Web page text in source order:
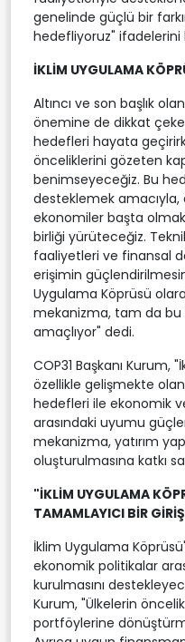
genelinde güçlü bir
hedefliyoruz" ifadelerini
İKLİM UYGULAMA
Altıncı ve son başlık
önemine de dikkat
hedefleri hayata
önceliklerini gözeten
benimseyeceğiz. Bu
desteklemek
ekonomiler başta
birliği yürüteceğiz.
faaliyetleri ve finansal
erişimin
Uygulama Köprüsü
mekanizma, tam da bu
amaçlıyor" dedi.
COP31 Başkanı Kurum,
özellikle gelişmekte
hedefleri ile ekonomik
arasındaki uyumu
mekanizma, yatırım
oluşturulmasına katkı
"İKLİM UYGULAMA
TAMAMLAYICI BİR
İklim Uygulama
ekonomik politikalar
kurulmasını
Kurum, "Ülkelerin
portföylerine